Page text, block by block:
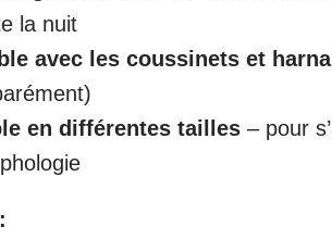
la nuit
avec les coussinets et
en différentes tailles – pour